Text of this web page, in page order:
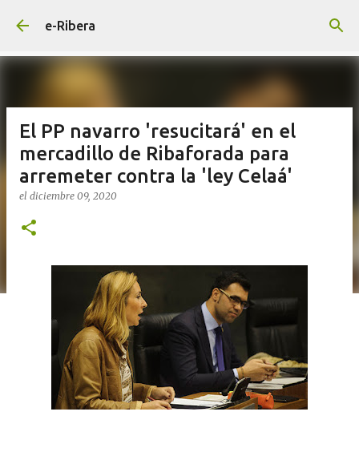
e-Ribera
El PP navarro 'resucitará' en el
mercadillo de Ribaforada para
arremeter contra la 'ley Celaá'
el diciembre 09, 2020